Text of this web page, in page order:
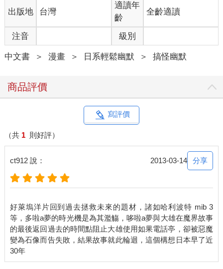
出版地 台灣
適讀年
齡
全齡適讀
注音 級別
中文書 ＞ 漫畫 ＞ 日系輕鬆幽默 ＞ 搞怪幽默
商品評價
寫評價
（共 1 則好評）
ct912 說： 2013-03-14 分享
好萊塢洋片回到過去拯救未來的題材，諸如哈利波特 mib 3
等，多啦a夢的時光機是為其濫觴，哆啦a夢與大雄在魔界故事
的最後返回過去的時間點阻止大雄使用如果電話亭，卻被惡魔
變為石像而告失敗，結果故事就此輪迴，這個構想日本早了近
30年